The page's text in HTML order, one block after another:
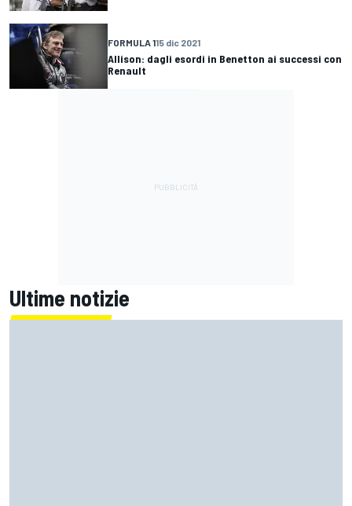
FORMULA 115 dic 2021
Allison: dagli esordi in Benetton ai successi con
Renault
Ultime notizie